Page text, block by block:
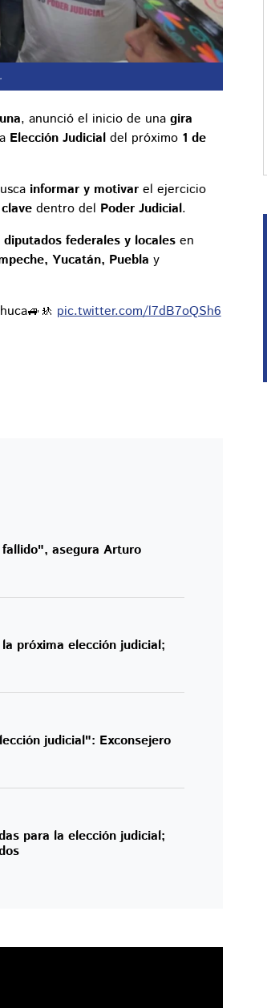
, anunció el inicio de una gira
Elección Judicial del próximo 1 de
informar y motivar el ejercicio
dentro del Poder Judicial.
diputados federales y locales en
Yucatán, Puebla y
pic.twitter.com/l7dB7oQSh6
asegura Arturo
próxima elección judicial;
judicial": Exconsejero
para la elección judicial;